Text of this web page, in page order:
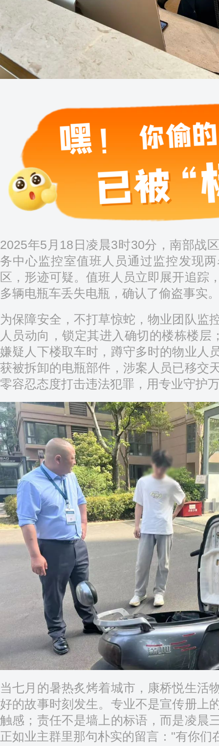
2025年5月18日凌晨3时30分，南部战
务中心监控室值班人员通过监控发现
区，形迹可疑。值班人员立即展开追踪
多辆电瓶车丢失电瓶，确认了偷盗事实
为保障安全，不打草惊蛇，物业团队监
人员动向，锁定其进入确切的楼栋楼层
嫌疑人下楼取车时，蹲守多时的物业人
获被拆卸的电瓶部件，涉案人员已移交
零容忍态度打击违法犯罪，用专业守护
当七月的暑热炙烤着城市，康桥悦生活
好的故事时刻发生。专业不是宣传册上
触感；责任不是墙上的标语，而是凌晨
正如业主群里那句朴实的留言："有你们